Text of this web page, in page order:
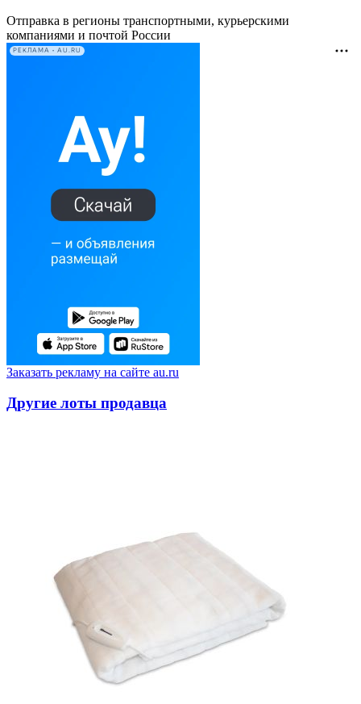
Отправка в регионы транспортными, курьерскими
компаниями и почтой России
РЕКЛАМА • AU.RU
Заказать рекламу на сайте au.ru
Другие лоты продавца